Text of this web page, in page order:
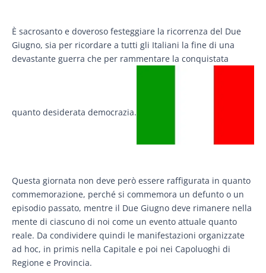
È sacrosanto e doveroso festeggiare la ricorrenza del Due
Giugno, sia per ricordare a tutti gli Italiani la fine di una
devastante guerra che per rammentare la conquistata
quanto desiderata democrazia.
Questa giornata non deve però essere raffigurata in quanto
commemorazione, perché si commemora un defunto o un
episodio passato, mentre il Due Giugno deve rimanere nella
mente di ciascuno di noi come un evento attuale quanto
reale. Da condividere quindi le manifestazioni organizzate
ad hoc, in primis nella Capitale e poi nei Capoluoghi di
Regione e Provincia.